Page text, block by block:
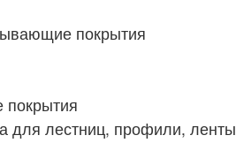
покрытия
для лестниц, профили, ленты